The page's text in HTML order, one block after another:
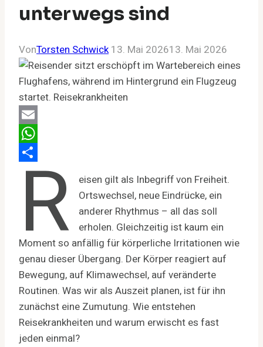
unterwegs sind
VonTorsten Schwick 13. Mai 202613. Mai 2026
Email
WhatsApp
Teilen
R
eisen gilt als Inbegriff von Freiheit.
Ortswechsel, neue Eindrücke, ein
anderer Rhythmus – all das soll
erholen. Gleichzeitig ist kaum ein
Moment so anfällig für körperliche Irritationen wie
genau dieser Übergang. Der Körper reagiert auf
Bewegung, auf Klimawechsel, auf veränderte
Routinen. Was wir als Auszeit planen, ist für ihn
zunächst eine Zumutung. Wie entstehen
Reisekrankheiten und warum erwischt es fast
jeden einmal?